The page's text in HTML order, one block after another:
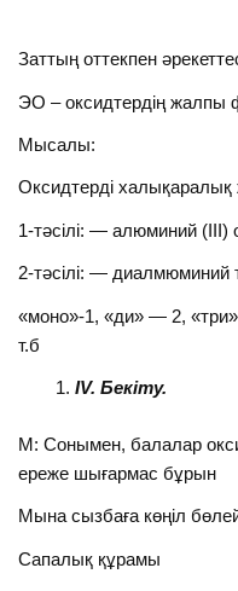
Заттың оттекпен
ЭО – оксидтердің жалпы
Мысалы:
Оксидтерді
1-тәсілі: — алюминий (ІІІ)
2-тәсілі: — диалмюминий
«моно»-1, «ди» — 2,
т.б
IV. Бекіту.
М: Сонымен, балалар
ереже шығармас бұрын
Мына сызбаға көңіл
Сапалық құрамы